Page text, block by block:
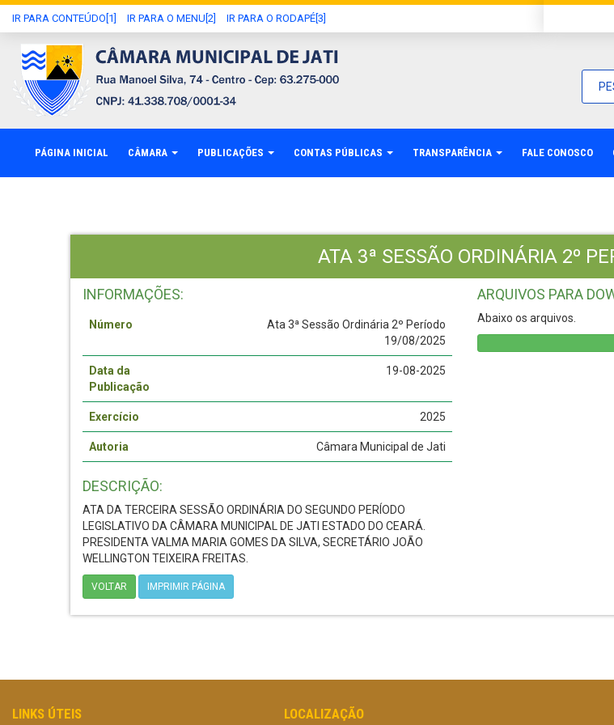
IR PARA CONTEÚDO[1] IR PARA O MENU[2] IR PARA O RODAPÉ[3]
PÁGINA INICIAL CÂMARA PUBLICAÇÕES CONTAS PÚBLICAS TRANSPARÊNCIA FALE CONOSCO
ATA 3ª SESSÃO ORDINÁRIA 2º
INFORMAÇÕES:
Número
Ata 3ª Sessão Ordinária 2º Período
19/08/2025
Data da
Publicação
19-08-2025
Exercício 2025
Autoria Câmara Municipal de Jati
DESCRIÇÃO:
ATA DA TERCEIRA SESSÃO ORDINÁRIA DO SEGUNDO PERÍODO
LEGISLATIVO DA CÂMARA MUNICIPAL DE JATI ESTADO DO CEARÁ.
PRESIDENTA VALMA MARIA GOMES DA SILVA, SECRETÁRIO JOÃO
WELLINGTON TEIXEIRA FREITAS.
VOLTAR IMPRIMIR PÁGINA
ARQUIVOS PARA
Abaixo os arquivos.
LINKS ÚTEIS LOCALIZAÇÃO